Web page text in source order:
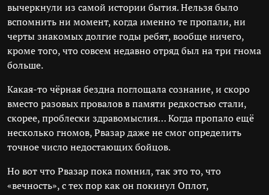
вычеркнули из самой истории бытия. Нельзя было
вспомнить ни момент, когда именно те пропали, ни
черты знакомых долгие годы ребят, вообще ничего,
кроме того, что совсем недавно отряд был на три гнома
больше.
Какая-то чёрная бездна поглощала сознание, и скоро
вместо разовых провалов в памяти редкостью стали,
скорее, проблески здравомыслия… Когда пропало ещё
несколько гномов, Рвазар даже не смог определить
точное число недостающих бойцов.
Но вот что Рвазар пока помнил, так это то, что
«вечность», с тех пор как он покинул Оплот,